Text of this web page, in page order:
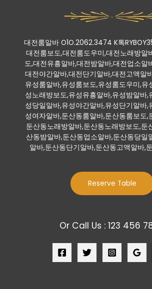
대전룸알바 O1O.2062.3474 K톡
대전룸보도,대전룸도우미,대전노래방알
도,대전유흥알바,대전밤알바,대전업소알
대전야간알바,대전단기알바,대전고액알
유성룸알바,유성룸보도,유성룸도우미,유
성노래방보도,유성유흥알바,유성밤알바,
성당일알바,유성야간알바,유성단기알바,
성여자알바,둔산동룸알바,둔산동룸보도,
둔산동노래방알바,둔산동노래방보도,둔
산동밤알바,둔산동업소알바,둔산동당일
알바,둔산동단기알바,둔산동고액알바,
Reserve Table
Or Call Us : 123 456